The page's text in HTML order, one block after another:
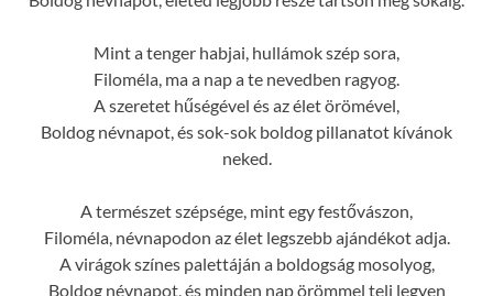
Mint a tenger habjai, hullámok szép sora,
Filoméla, ma a nap a te nevedben ragyog.
A szeretet hűségével és az élet örömével,
Boldog névnapot, és sok-sok boldog pillanatot kívánok
neked.
A természet szépsége, mint egy festővászon,
Filoméla, névnapodon az élet legszebb ajándékot adja.
A virágok színes palettáján a boldogság mosolyog,
Boldog névnapot, és minden nap örömmel teli legyen